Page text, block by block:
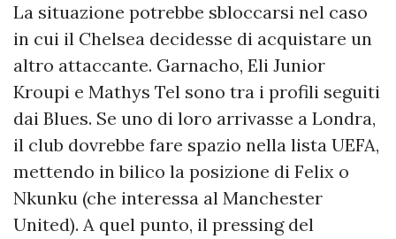
La situazione potrebbe sbloccarsi nel caso
in cui il Chelsea decidesse di acquistare un
altro attaccante. Garnacho, Eli Junior
Kroupi e Mathys Tel sono tra i profili seguiti
dai Blues. Se uno di loro arrivasse a Londra,
il club dovrebbe fare spazio nella lista UEFA,
mettendo in bilico la posizione di Felix o
Nkunku (che interessa al Manchester
United). A quel punto, il pressing del